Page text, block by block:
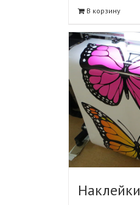
В корзину
Наклейки